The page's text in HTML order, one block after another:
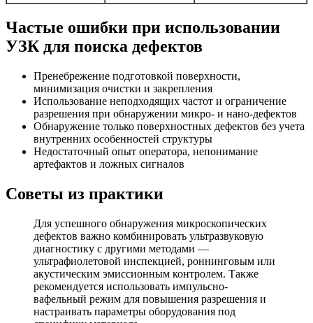
Частые ошибки при использовании
УЗК для поиска дефектов
Пренебрежение подготовкой поверхности,
минимизация очистки и закрепления
Использование неподходящих частот и ограничение
разрешения при обнаружении микро- и нано-дефектов
Обнаружение только поверхностных дефектов без учета
внутренних особенностей структуры
Недостаточный опыт оператора, непонимание
артефактов и ложных сигналов
Советы из практики
Для успешного обнаружения микроскопических
дефектов важно комбинировать ультразвуковую
диагностику с другими методами —
ультрафиолетовой инспекцией, роннинговым или
акустическим эмиссионным контролем. Также
рекомендуется использовать импульсно-
вафельный режим для повышения разрешения и
настраивать параметры оборудования под